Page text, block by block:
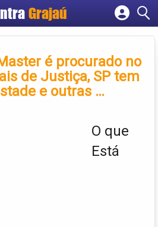
Grajaú
Cadastrar empresa
Criar contaé procurado no
de Justiça, SP tem
e outras …
O que
Está